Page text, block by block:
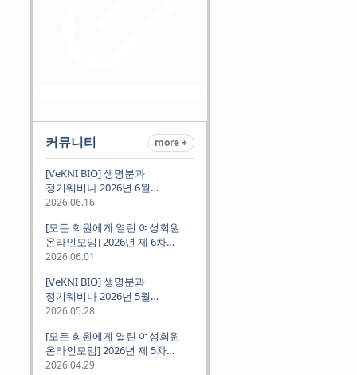
커뮤니티 more +
[VeKNI BIO] 생명분과
정기웨비나 2026년 6월
(2026.06.18 Thu 9:00PM)
2026.06.16
[모든 회원에게 열린 여성회원
온라인모임] 2026년 제 6차
정기모임 (6월 10일 수요일 저녁
2026.06.01
[VeKNI BIO] 생명분과
정기웨비나 2026년 5월
(2026.05.28 Thu 9:00PM)
2026.05.28
[모든 회원에게 열린 여성회원
온라인모임] 2026년 제 5차
정기모임 (5월 12일 화요일 저녁
2026.04.29